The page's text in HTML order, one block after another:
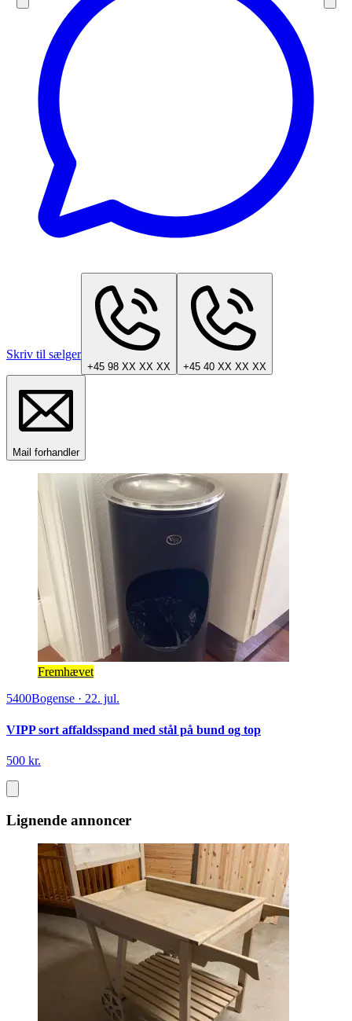
Skriv til sælger
+45 98 XX XX XX +45 40 XX XX XX
Mail forhandler
Fremhævet
5400Bogense · 22. jul.
VIPP sort affaldsspand med stål på bund og top
500 kr.
Lignende annoncer